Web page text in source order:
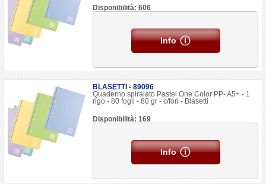
Disponibilità: 606
Info
BLASETTI - 89096
Quaderno spiralato Pastel One Color PP- A5+ - 1
rigo - 80 fogli - 80 gr - c/fori - Blasetti
Disponibilità: 169
Info